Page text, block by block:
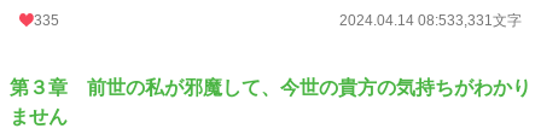
335 2024.04.14 08:533,331文字
第３章 前世の私が邪魔して、今世の貴方の気持ちがわかり
ません